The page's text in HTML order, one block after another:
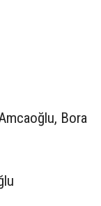
Bora